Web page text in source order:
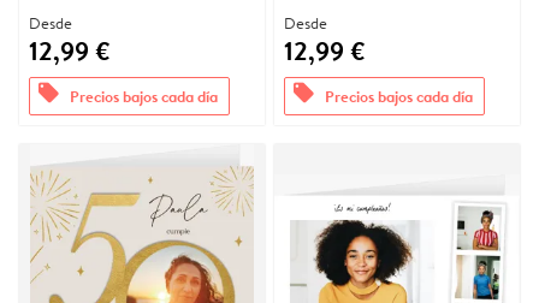
Desde
12,99 €
offers Precios bajos cada día
Desde
12,99 €
offers Precios bajos cada día